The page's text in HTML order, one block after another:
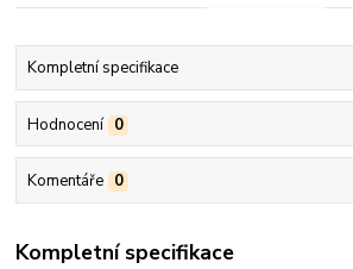
Kompletní specifikace
Hodnocení 0
Komentáře 0
Kompletní specifikace